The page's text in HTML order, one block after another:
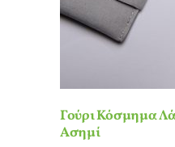
Γούρι Κόσμημα
Ασημί